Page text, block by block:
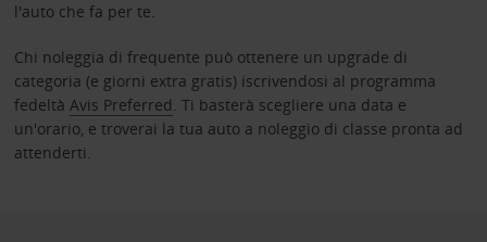
l'auto che fa per te.
Chi noleggia di frequente può ottenere un upgrade di
categoria (e giorni extra gratis) iscrivendosi al programma
fedeltà Avis Preferred. Ti basterà scegliere una data e
un'orario, e troverai la tua auto a noleggio di classe pronta ad
attenderti.